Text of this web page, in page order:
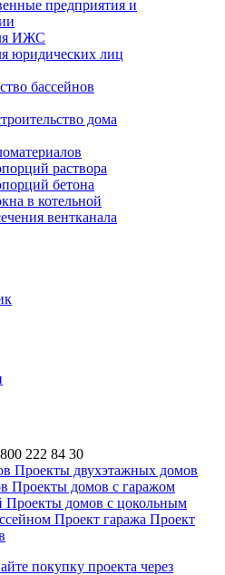
предприятия и
ИЖС
юридических лиц
бассейнов
дома
раствора
бетона
в котельной
вентканала
222 84 30
Проекты двухэтажных домов
Проекты домов с гаражом
Проекты домов с цокольным
Проект гаража Проект
покупку проекта через